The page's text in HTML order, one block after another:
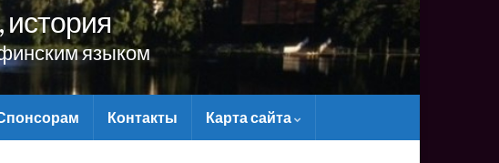
история
языком
Контакты Карта сайта